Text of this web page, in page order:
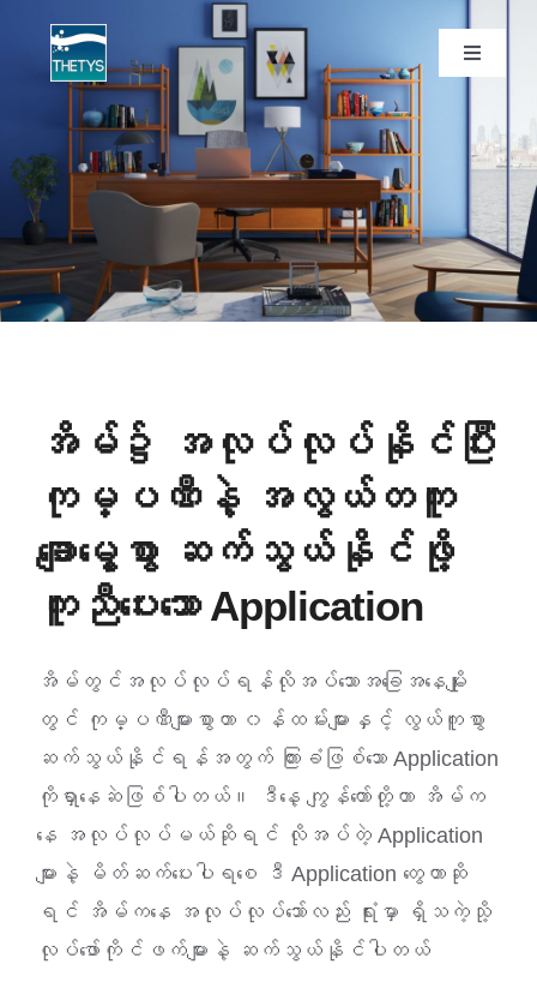
Toggle
ပင်မစာမျက်နှာ
ဝန်ဆောင်မှုများ
ကျွန်ုပ်တို့ပရောဂျက်များ
ဆောင်းပါး
ကျွန်ုပ်တို့အကြောင်း
ဈေးနှုန်းစုံစမ်းရန်
ဆက်သွယ်ရန်
အိမ်၌ အလုပ်လုပ်နိုင်ပြီး
ကုမ္ပဏီနဲ့ အလွယ်တကူ
ချောမွေ့စွာ ဆက်သွယ်နိုင်ဖို့
ကူညီပေးသော Application
အိမ်တွင်အလုပ်လုပ်ရန်လိုအပ်သောအခြေအနေမျိုး
တွင် ကုမ္ပဏီများစွာဟာ ၀န်ထမ်းများနှင့် လွယ်ကူစွာ
ဆက်သွယ်နိုင်ရန်အတွက် ကြားခံဖြစ်သော Application
ကိုရှာနေဆဲဖြစ်ပါတယ်။ ဒီနေ့ ကျွန်တော်တို့ဟာ အိမ်က
နေ အလုပ်လုပ်မယ်ဆိုရင် လိုအပ်တဲ့ Application
များနဲ့ မိတ်ဆက်ပေးပါရစေ ဒီ Application တွေဟာဆို
ရင် အိမ်ကနေ အလုပ်လုပ်သော်လည်း ရုံးမှာ ရှိသကဲ့သို့
လုပ်ဖော်ကိုင်ဖက်များနဲ့ ဆက်သွယ်နိုင်ပါတယ်